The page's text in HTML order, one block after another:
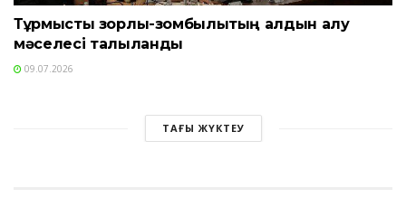
Тұрмыстық зорлық-зомбылықтың алдын алу
мәселесі талқыланды
09.07.2026
ТАҒЫ ЖҮКТЕУ